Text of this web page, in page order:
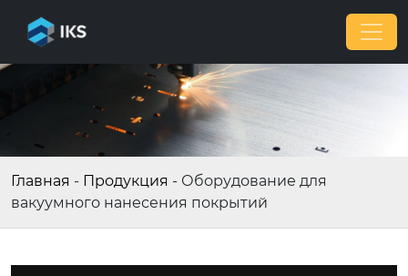
Главная - Продукция - Оборудование для
вакуумного нанесения покрытий